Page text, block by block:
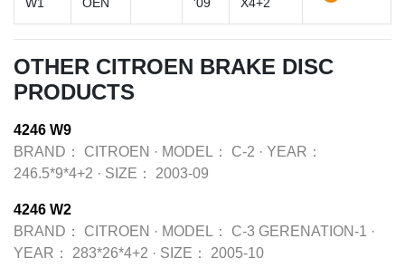
OTHER CITROEN BRAKE DISC
PRODUCTS
4246 W9
BRAND：
CITROEN · MODEL： C-2 · YEAR：
246.5*9*4+2 · SIZE： 2003-09
4246 W2
BRAND：
CITROEN · MODEL： C-3 GERENATION-1 ·
YEAR：
283*26*4+2 · SIZE： 2005-10